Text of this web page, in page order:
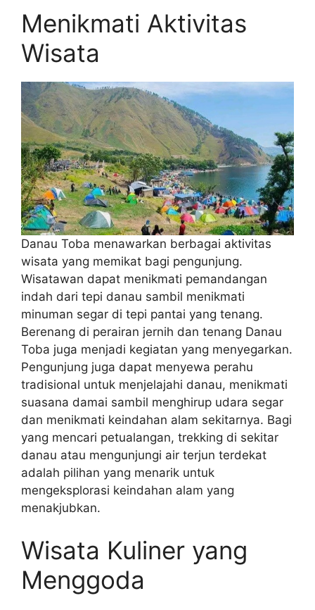
Menikmati Aktivitas
Wisata
Danau Toba menawarkan berbagai aktivitas
wisata yang memikat bagi pengunjung.
Wisatawan dapat menikmati pemandangan
indah dari tepi danau sambil menikmati
minuman segar di tepi pantai yang tenang.
Berenang di perairan jernih dan tenang Danau
Toba juga menjadi kegiatan yang menyegarkan.
Pengunjung juga dapat menyewa perahu
tradisional untuk menjelajahi danau, menikmati
suasana damai sambil menghirup udara segar
dan menikmati keindahan alam sekitarnya. Bagi
yang mencari petualangan, trekking di sekitar
danau atau mengunjungi air terjun terdekat
adalah pilihan yang menarik untuk
mengeksplorasi keindahan alam yang
menakjubkan.
Wisata Kuliner yang
Menggoda